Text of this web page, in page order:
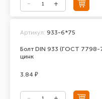
Болт DIN 933 (ГОСТ
цинк
Артикул: 933-6*75
3.84 ₽